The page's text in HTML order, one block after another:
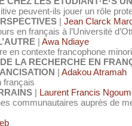
peuvent-ils jouer un rôle
| Jean Clarck
en français à l’Université
| Awa Ndiaye
en contexte francophone
LA RECHERCHE EN
| Adakou Atramah
français
| Laurent Francis
communautaires auprès de